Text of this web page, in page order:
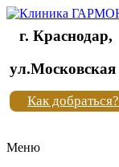
Клиника
"Новая
жизнь"
Клиника
г. Краснодар,
ул.Московская
Как добраться?
Меню